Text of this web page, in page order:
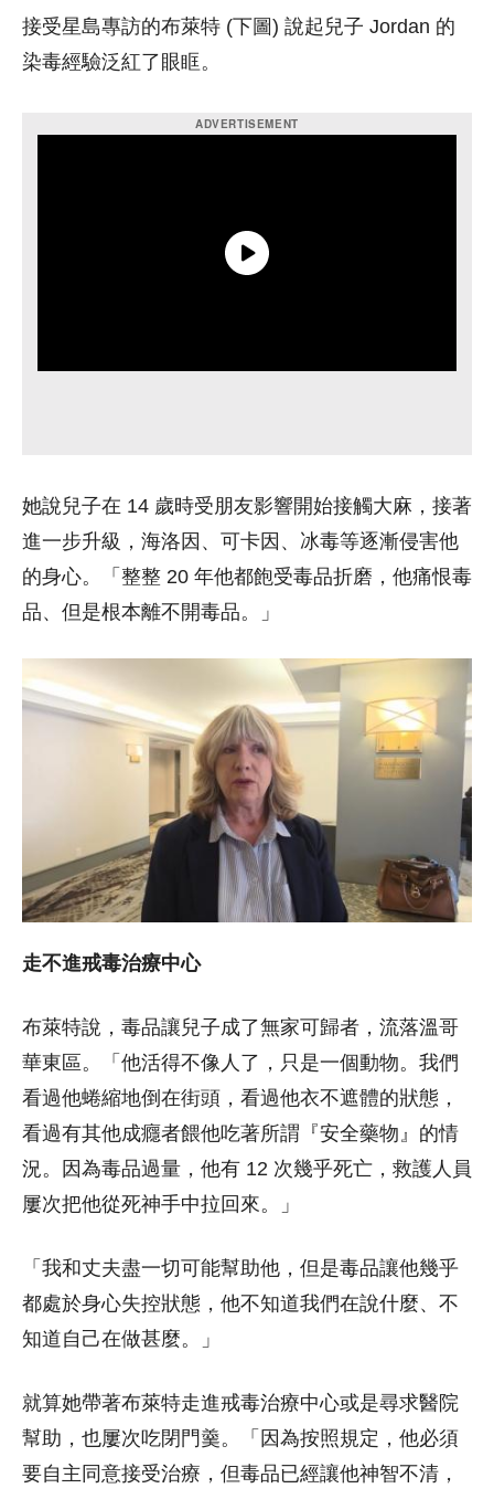
接受星島專訪的布萊特 (下圖) 說起兒子 Jordan 的
染毒經驗泛紅了眼眶。
她說兒子在 14 歲時受朋友影響開始接觸大麻，接著
進一步升級，海洛因、可卡因、冰毒等逐漸侵害他
的身心。「整整 20 年他都飽受毒品折磨，他痛恨毒
品、但是根本離不開毒品。」
走不進戒毒治療中心
布萊特說，毒品讓兒子成了無家可歸者，流落溫哥
華東區。「他活得不像人了，只是一個動物。我們
看過他蜷縮地倒在街頭，看過他衣不遮體的狀態，
看過有其他成癮者餵他吃著所謂『安全藥物』的情
況。因為毒品過量，他有 12 次幾乎死亡，救護人員
屢次把他從死神手中拉回來。」
「我和丈夫盡一切可能幫助他，但是毒品讓他幾乎
都處於身心失控狀態，他不知道我們在說什麼、不
知道自己在做甚麼。」
就算她帶著布萊特走進戒毒治療中心或是尋求醫院
幫助，也屢次吃閉門羹。「因為按照規定，他必須
要自主同意接受治療，但毒品已經讓他神智不清，